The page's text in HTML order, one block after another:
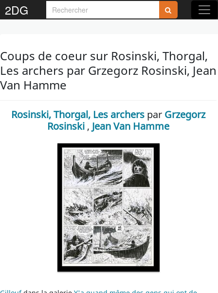
2DG
Coups de coeur sur Rosinski, Thorgal,
Les archers par Grzegorz Rosinski, Jean
Van Hamme
Rosinski, Thorgal, Les archers par Grzegorz
Rosinski , Jean Van Hamme